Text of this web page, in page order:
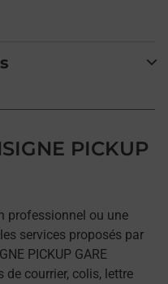
PICKUP
professionnel ou une
services proposés par
PICKUP GARE
de courrier, colis, lettre